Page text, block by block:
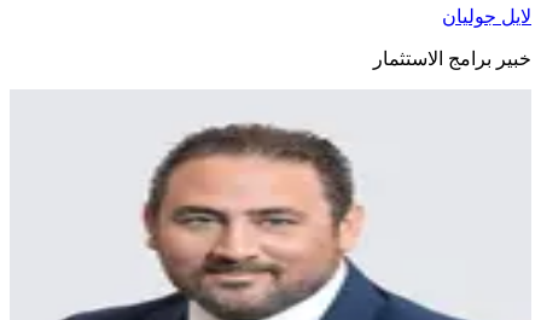
لايل جوليان
خبير برامج الاستثمار